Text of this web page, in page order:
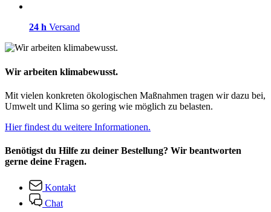
24 h Versand
Wir arbeiten klimabewusst.
Mit vielen konkreten ökologischen Maßnahmen tragen wir dazu bei,
Umwelt und Klima so gering wie möglich zu belasten.
Hier findest du weitere Informationen.
Benötigst du Hilfe zu deiner Bestellung? Wir beantworten
gerne deine Fragen.
Kontakt
Chat